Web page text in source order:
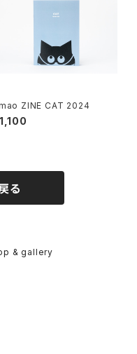
ZINE CAT 2024
る
& gallery